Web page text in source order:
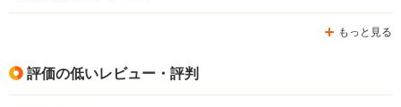
駆動方式 FR、4WD
もっと見る
評価の低いレビュー・評判